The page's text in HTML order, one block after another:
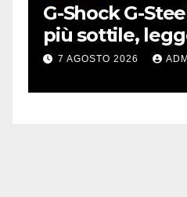
G-Shock G-
più sottile,
connesso
7 AGOSTO 2026